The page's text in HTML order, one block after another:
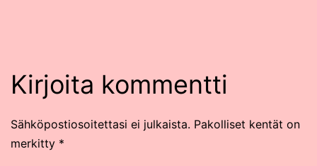
Kirjoita kommentti
Sähköpostiosoitettasi ei julkaista. Pakolliset kentät on
merkitty *